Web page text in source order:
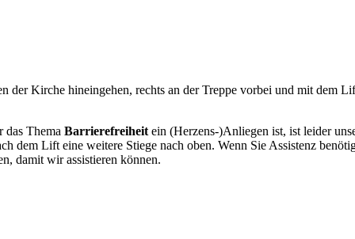
der Kirche hineingehen, rechts an der Treppe vorbei und mit dem
Thema Barrierefreiheit ein (Herzens-)Anliegen ist, ist leider
dem Lift eine weitere Stiege nach oben. Wenn Sie Assistenz
damit wir assistieren können.